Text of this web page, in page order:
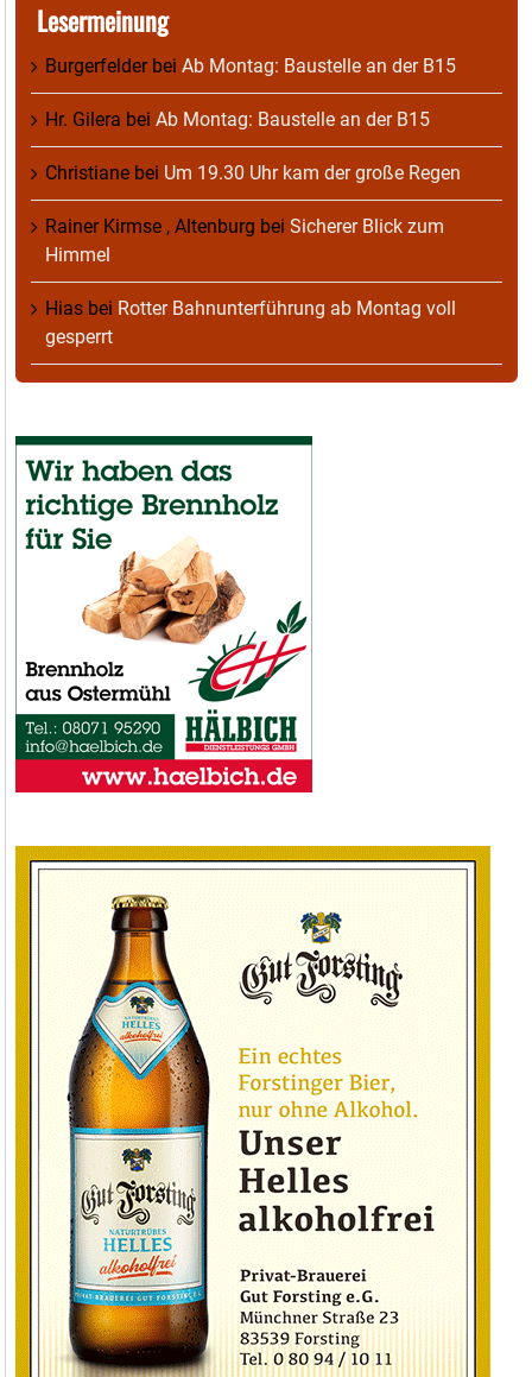
Lesermeinung
Burgerfelderbei Ab Montag: Baustelle an der B15
Hr. Gilera bei Ab Montag: Baustelle an der B15
Christiane bei Um 19.30 Uhr kam der große Regen
Rainer Kirmse , Altenburg bei Sicherer Blick zum
Himmel
Hias bei Rotter Bahnunterführung ab Montag voll
gesperrt